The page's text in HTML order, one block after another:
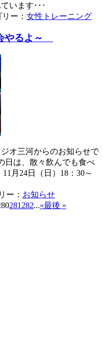
います･･･
ー： 女性トレーニング
やるよ～
オ三河からのお知らせで
日は、散々飲んでも食べ
月24日（日）18：30～
ー： お知らせ
281282...»最後 »